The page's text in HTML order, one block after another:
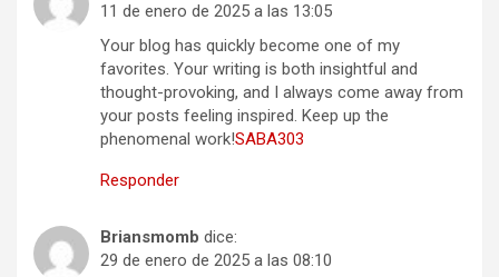
11 de enero de 2025 a las 13:05
Your blog has quickly become one of my
favorites. Your writing is both insightful and
thought-provoking, and I always come away from
your posts feeling inspired. Keep up the
phenomenal work!SABA303
Responder
Briansmomb dice:
29 de enero de 2025 a las 08:10